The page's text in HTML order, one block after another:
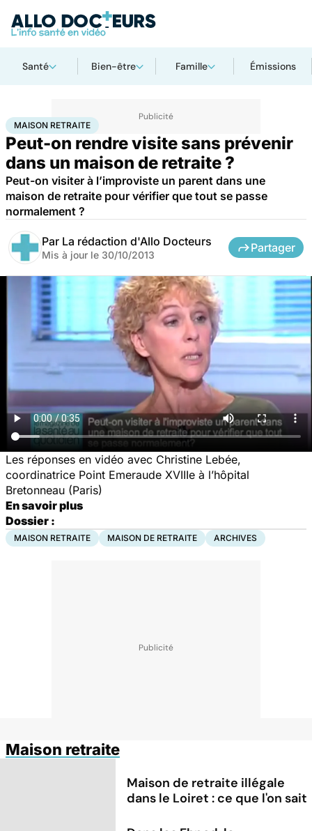
Santé Bien-être Famille Émissions
AccueilSantéMaison retraite
MAISON RETRAITE
Peut-on rendre visite sans prévenir
dans un maison de retraite ?
Peut-on visiter à l’improviste un parent dans une
maison de retraite pour vérifier que tout se passe
normalement ?
Par La rédaction d'Allo Docteurs
Mis à jour le 30/10/2013
Partager
Les réponses en vidéo avec Christine Lebée,
coordinatrice Point Emeraude XVIIIe à l’hôpital
Bretonneau (Paris)
En savoir plus
Dossier :
MAISON RETRAITE MAISON DE RETRAITE ARCHIVES
Maison retraite
Maison de retraite illégale
dans le Loiret : ce que l'on sait